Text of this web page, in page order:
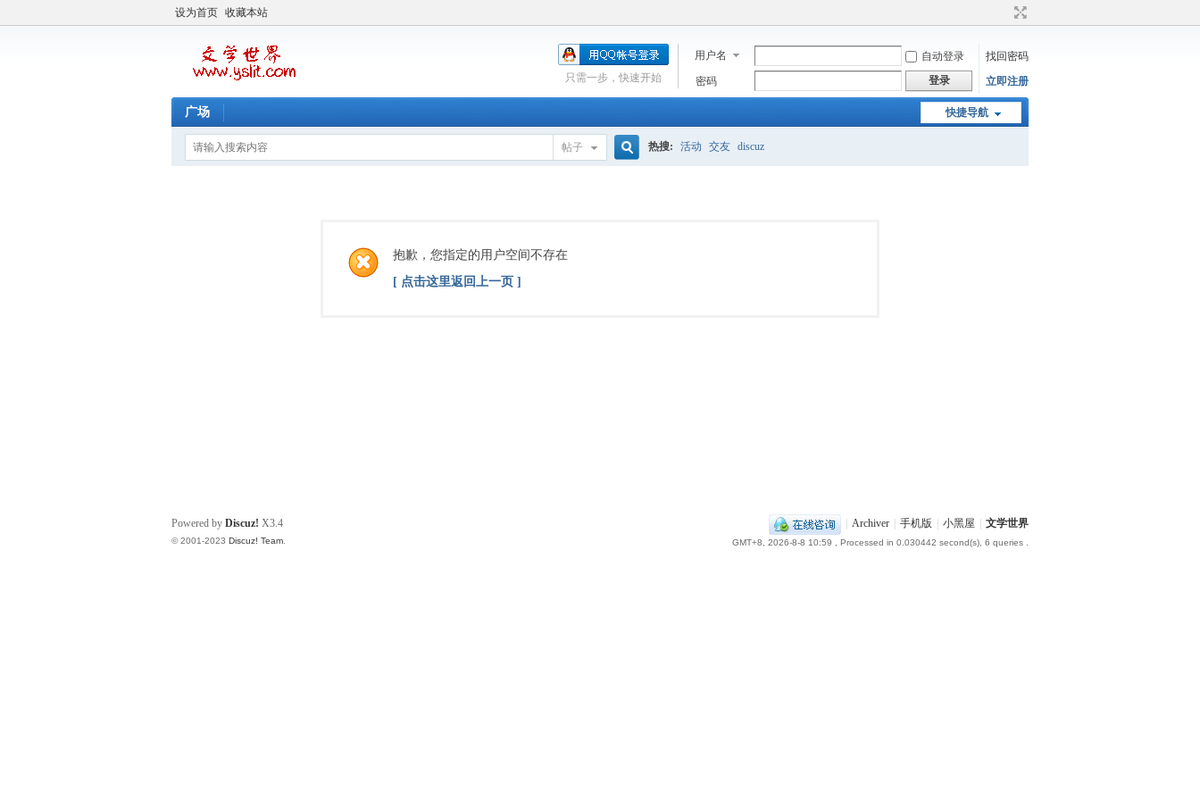
设为首页 收藏本站
用户名 自动登录
找回密码
密码
登录 立即注册
只需一步，快速开始
快捷导航
广场
帖子 热搜: 活动 交友 discuz
抱歉，您指定的用户空间不存在
[ 点击这里返回上一页 ]
Archiver 手机版 小黑屋 文学世界
GMT+8, 2026-8-8 10:59 , Processed in 0.030442 second(s), 6 queries .
Powered by Discuz! X3.4
© 2001-2023 Discuz! Team